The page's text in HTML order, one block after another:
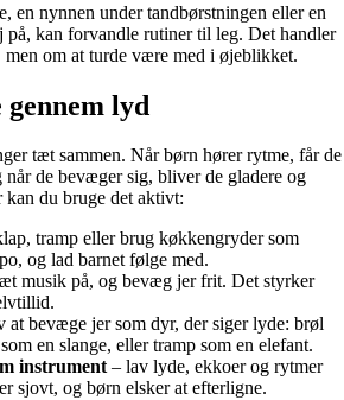
en nynnen under tandbørstningen eller en
på, kan forvandle rutiner til leg. Det handler
om at turde være med i øjeblikket.
gennem lyd
tæt sammen. Når børn hører rytme, får de
de bevæger sig, bliver de gladere og
kan du bruge det aktivt:
tramp eller brug køkkengryder som
og lad barnet følge med.
musik på, og bevæg jer frit. Det styrker
at bevæge jer som dyr, der siger lyde: brøl
en slange, eller tramp som en elefant.
instrument– lav lyde, ekkoer og rytmer
sjovt, og børn elsker at efterligne.